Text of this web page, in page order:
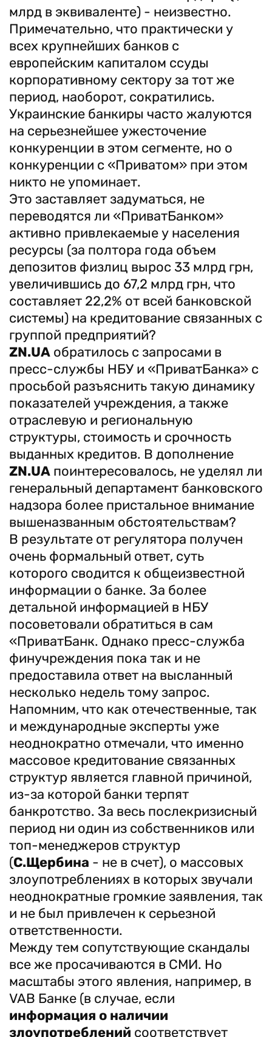
млрд в эквиваленте) - неизвестно.
Примечательно, что практически у
всех крупнейших банков с
европейским капиталом ссуды
корпоративному сектору за тот же
период, наоборот, сократились.
Украинские банкиры часто жалуются
на серьезнейшее ужесточение
конкуренции в этом сегменте, но о
конкуренции с «Приватом» при этом
никто не упоминает.
Это заставляет задуматься, не
переводятся ли «ПриватБанком»
активно привлекаемые у населения
ресурсы (за полтора года объем
депозитов физлиц вырос 33 млрд грн,
увеличившись до 67,2 млрд грн, что
составляет 22,2% от всей банковской
системы) на кредитование связанных с
группой предприятий?
ZN.UA обратилось с запросами в
пресс-службы НБУ и «ПриватБанка» с
просьбой разъяснить такую динамику
показателей учреждения, а также
отраслевую и региональную
структуры, стоимость и срочность
выданных кредитов. В дополнение
ZN.UA поинтересовалось, не уделял ли
генеральный департамент банковского
надзора более пристальное внимание
вышеназванным обстоятельствам?
В результате от регулятора получен
очень формальный ответ, суть
которого сводится к общеизвестной
информации о банке. За более
детальной информацией в НБУ
посоветовали обратиться в сам
«ПриватБанк. Однако пресс-служба
финучреждения пока так и не
предоставила ответ на высланный
несколько недель тому запрос.
Напомним, что как отечественные, так
и международные эксперты уже
неоднократно отмечали, что именно
массовое кредитование связанных
структур является главной причиной,
из-за которой банки терпят
банкротство. За весь послекризисный
период ни один из собственников или
топ-менеджеров структур
(С.Щербина - не в счет), о массовых
злоупотреблениях в которых звучали
неоднократные громкие заявления, так
и не был привлечен к серьезной
ответственности.
Между тем сопутствующие скандалы
все же просачиваются в СМИ. Но
масштабы этого явления, например, в
VAB Банке (в случае, если
информация о наличии
злоупотреблений соответствует